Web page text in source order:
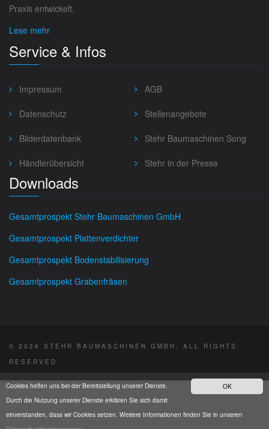
OK
Cookies helfen uns bei der Bereitstellung unserer Dienste.
Durch die Nutzung unserer Dienste erklären Sie sich damit
einverstanden, dass wir Cookies setzen. Weitere Informationen finden Sie in unseren
Praxis entwickelt.
Lese mehr
Service & Infos
Impressum AGB
Datenschutz Stellenangebote
Bilderdatenbank Stehr Baumaschinen Song
Händlerübersicht Stehr in der Presse
Downloads
Gesamtprospekt Stehr Baumaschinen GmbH
Gesamtprospekt Plattenverdichter
Gesamtprospekt Bodenstabilisierung
Gesamtprospekt Grabenfräsen
© 2026 STEHR BAUMASCHINEN GMBH. ALL RIGHTS
RESERVED.